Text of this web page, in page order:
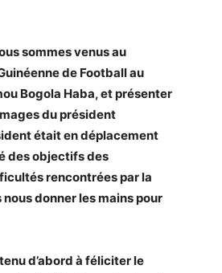
sommes venus au
de Football au
Bogola Haba, et présenter
du président
était en déplacement
des objectifs des
rencontrées par la
donner les mains pour
d’abord à féliciter le